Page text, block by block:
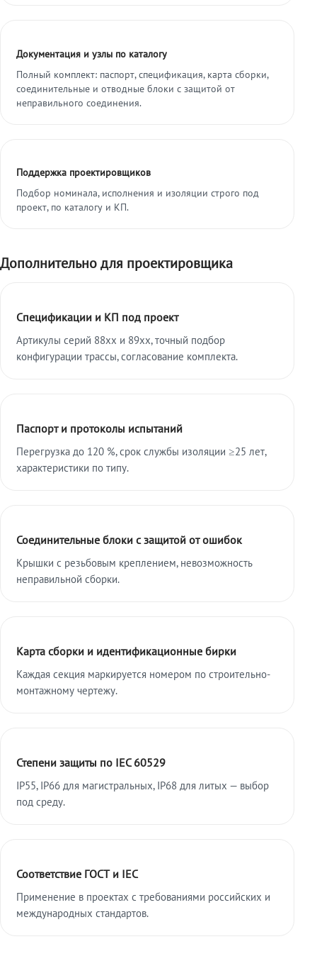
Документация и узлы по каталогу
Полный комплект: паспорт, спецификация, карта сборки,
соединительные и отводные блоки с защитой от
неправильного соединения.
Поддержка проектировщиков
Подбор номинала, исполнения и изоляции строго под
проект, по каталогу и КП.
Дополнительно для проектировщика
Спецификации и КП под проект
Артикулы серий 88xx и 89xx, точный подбор
конфигурации трассы, согласование комплекта.
Паспорт и протоколы испытаний
Перегрузка до 120 %, срок службы изоляции ≥25 лет,
характеристики по типу.
Соединительные блоки с защитой от ошибок
Крышки с резьбовым креплением, невозможность
неправильной сборки.
Карта сборки и идентификационные бирки
Каждая секция маркируется номером по строительно-
монтажному чертежу.
Степени защиты по IEC 60529
IP55, IP66 для магистральных, IP68 для литых — выбор
под среду.
Соответствие ГОСТ и IEC
Применение в проектах с требованиями российских и
международных стандартов.